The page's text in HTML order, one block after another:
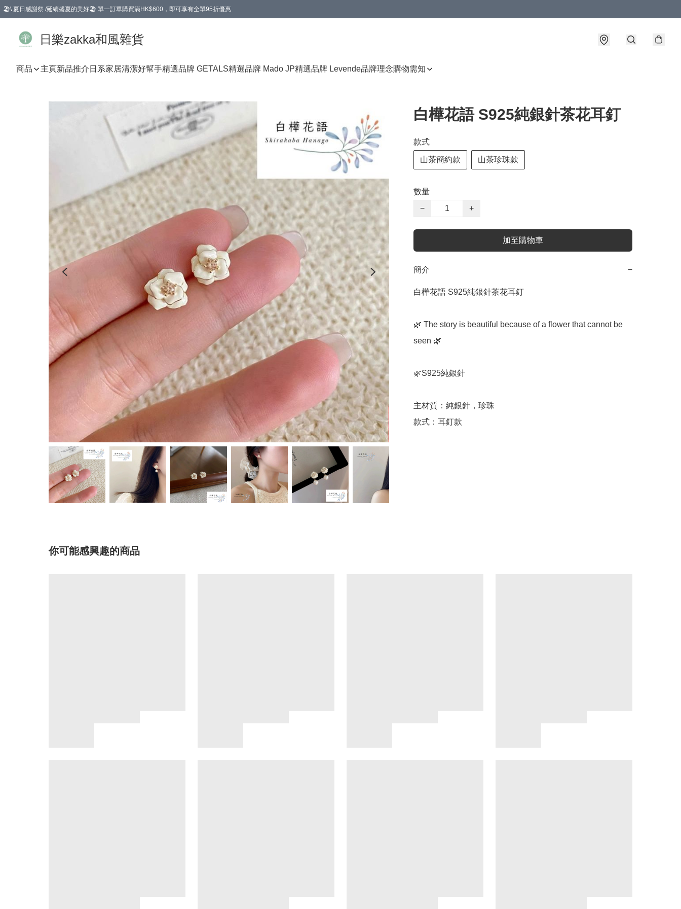
🏖️\ 夏日感謝祭 /延續盛夏的美好🏖️ 單一訂單購買滿HK$600，即可享有全單95折優惠
日樂zakka和風雜貨
商品 主頁新品推介 日系家居清潔好幫手精選品牌 GETALS精選品牌 Mado JP精選品牌 Levende品牌理念購物需知
白樺花語 S925純銀針茶花耳釘
款式
山茶簡約款 山茶珍珠款
數量
−
+
加至購物車
簡介 −
白樺花語 S925純銀針茶花耳釘
🌿 The story is beautiful because of a flower that cannot be
seen 🌿
🌿S925純銀針
主材質：純銀針，珍珠
款式：耳釘款
你可能感興趣的商品